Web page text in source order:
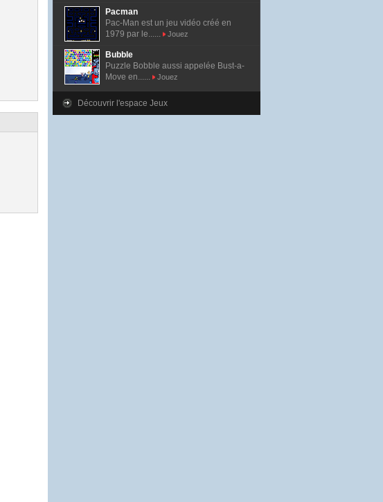
Pacman
Pac-Man est un jeu vidéo créé en
1979 par le......
Jouez
Bubble
Puzzle Bobble aussi appelée Bust-a-
Move en......
Jouez
Découvrir l'espace Jeux